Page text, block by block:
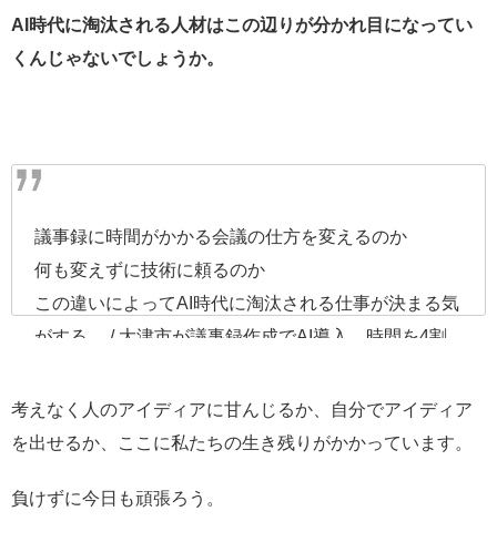
AI時代に淘汰される人材はこの辺りが分かれ目になってい
くんじゃないでしょうか。
議事録に時間がかかる会議の仕方を変えるのか
何も変えずに技術に頼るのか
この違いによってAI時代に淘汰される仕事が決まる気
がする。 / 大津市が議事録作成でAI導入 時間を4割
J8NHk
— TOMO🇨🇳もうすぐ中国で働く日本人🇯🇵
(@try_to921mo)November 23, 2019
考えなく人のアイディアに甘んじるか、自分でアイディア
を出せるか、ここに私たちの生き残りがかかっています。
負けずに今日も頑張ろう。